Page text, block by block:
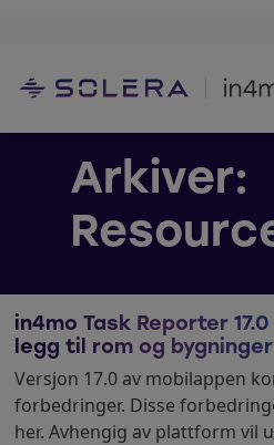
Arkiver:
in4mo Task Reporter
legg til rom og
Versjon 17.0 av mobilappen
forbedringer. Disse
her. Avhengig av plattform vil